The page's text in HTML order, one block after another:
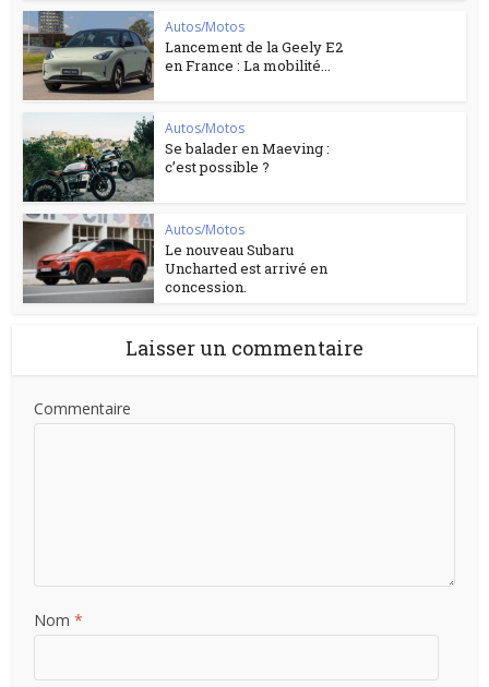
Autos/Motos
Lancement de la Geely E2
en France : La mobilité...
Autos/Motos
Se balader en Maeving :
c’est possible ?
Autos/Motos
Le nouveau Subaru
Uncharted est arrivé en
concession.
Laisser un commentaire
Commentaire
Nom*